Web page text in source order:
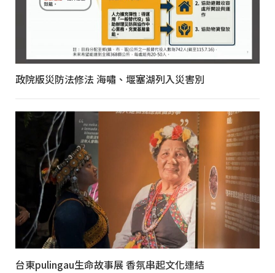
政院版災防法修法 海嘯、堰塞湖列入災害別
台東pulingau生命故事展 香氛串起文化連結